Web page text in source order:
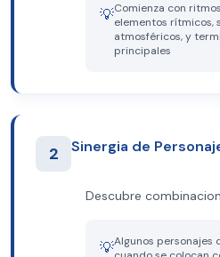
💡Comienza con
elementos rítmicos,
atmosféricos, y
principales
2 Sinergia de
Descubre
💡Algunos personajes